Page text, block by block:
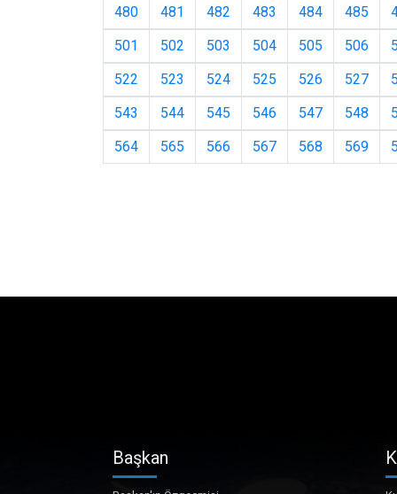
480
481 482 483 484 485
501
502 503 504 505 506
522
523 524 525 526 527
543
544 545 546 547 548
564
565 566 567 568 569
Başkan